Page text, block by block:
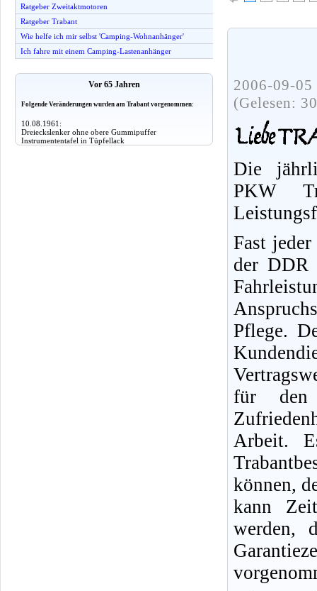
Ratgeber Zweitaktmotoren
Ratgeber Trabant
Wie helfe ich mir selbst 'Camping-Wohnanhänger'
Ich fahre mit einem Camping-Lastenanhänger
Vor 65 Jahren
Folgende Veränderungen wurden am Trabant vorgenommen:
10.08.1961:
Dreieckslenker ohne obere Gummipuffer
Instrumententafel in Tüpfellack
2006-09-
(Gelesen:
Die
PKW
Fast
der DDR
Pflege.
für den
Arbeit.
können,
kann
werden,